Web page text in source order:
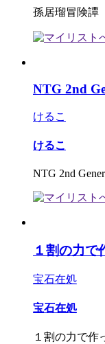
孫居瑠冒険譚
NTG 2nd
けるこ
けるこ
NTG 2nd
１割の力で
宝石在処
宝石在処
１割の力で作